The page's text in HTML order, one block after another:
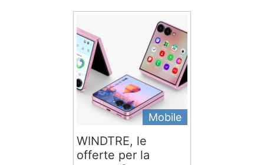
Mobile
WINDTRE, le
offerte per la